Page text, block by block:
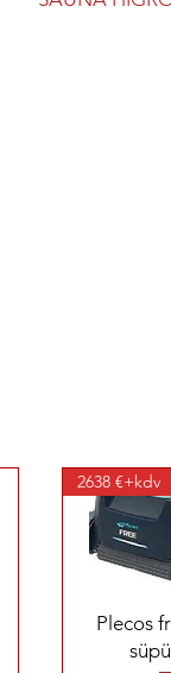
Быстрый
2638 €+kdv
Plecos